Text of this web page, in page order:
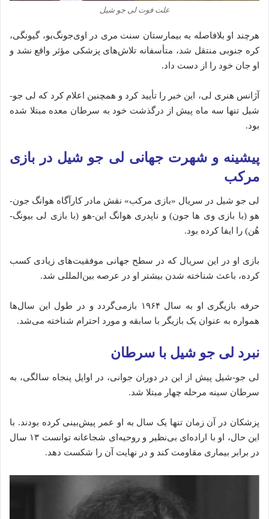
علت فوت لی جو شیل
هرچند او بلافاصله به بیمارستان سنت مری در اوی‌جونگ‌بو، گیونگی،
کره جنوبی منتقل شد، متأسفانه تلاش‌های پزشکی مؤثر واقع نشد و
او جان خود را از دست داد.
آژانس هنری لی، این خبر را تأیید کرد و همچنین اعلام کرد که لی جو-
شیل تنها سه ماه پیش از درگذشت خود به سرطان معده مبتلا شده
بود.
پیشینه و شهرت جهانی لی جو شیل در بازی
مرکب
لی جو شیل در سریال «بازی مرکب» نقش مادر کارآگاه هوانگ جون-
هو (با بازی وی ها جون) و ناپدری هوانگ این-هو (با بازی لی بیونگ-
هُن) را ایفا کرده بود.
بازی او در این سریال که در سطح جهانی موفقیت‌های زیادی کسب
کرده، باعث شناخته شدن بیشتر او در عرصه بین‌المللی شد.
حرفه بازیگری او به سال ۱۹۶۴ بازمی‌گردد و در طول این سال‌ها
همواره به عنوان یک بازیگر با سابقه و مورد احترام شناخته می‌شد.
نبرد لی جو شیل با سرطان
لی جو-شیل پیش از این در دوران جوانی، در اوایل پنجاه سالگی، به
سرطان سینه مرحله چهار مبتلا شد.
پزشکان در آن زمان تنها یک سال به او عمر پیش‌بینی کرده بودند. با
این حال، او با اراده‌ای بی‌نظیر و روحیه‌ای شجاعانه توانست ۱۳ سال
در برابر بیماری مقاومت کند و در نهایت آن را شکست دهد.